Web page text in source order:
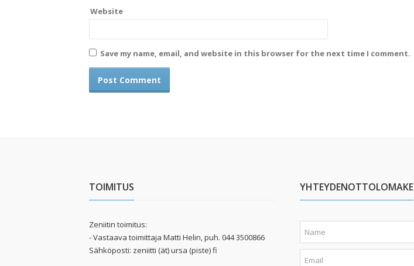
Website
Save my name, email, and website in this browser for the next time I comment.
TOIMITUS
Zeniitin toimitus:
- Vastaava toimittaja Matti Helin, puh. 044 3500866
Sähköposti: zeniitti (ät) ursa (piste) fi
YHTEYDENOTTOLOMAKE